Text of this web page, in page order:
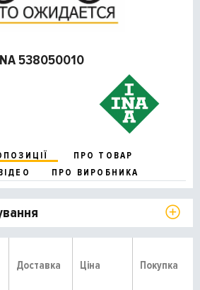
538050010
ПРО ТОВАР
ПРО ВИРОБНИКА
Доставка Ціна Покупка